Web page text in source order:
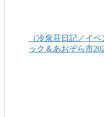
（冷泉荘日記／イ
ック＆あおぞら市